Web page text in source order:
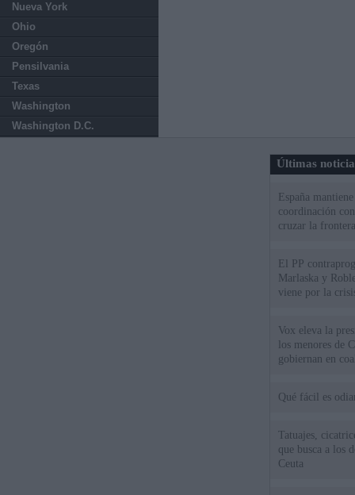
Nueva York
Ohio
Oregón
Pensilvania
Texas
Washington
Washington D.C.
Últimas
España
coordinación
cruzar la
El PP
Marlaska y
viene por la
Vox eleva la
los menores de
gobiernan en
Qué fácil es
Tatuajes,
que busca a los
Ceuta